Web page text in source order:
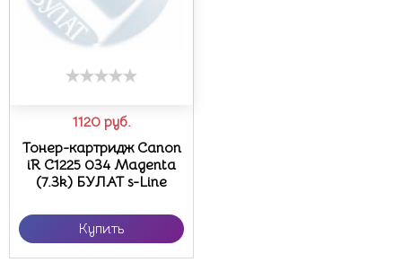
1120 руб.
Тонер-картридж Canon
iR C1225 034 Magenta
(7.3k) БУЛАТ s-Line
Купить